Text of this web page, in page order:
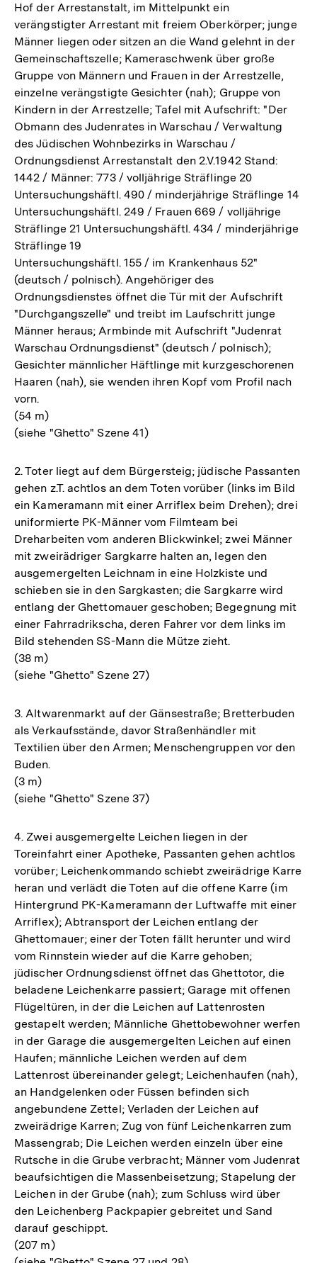
Hof der Arrestanstalt, im Mittelpunkt ein
verängstigter Arrestant mit freiem Oberkörper; junge
Männer liegen oder sitzen an die Wand gelehnt in der
Gemeinschaftszelle; Kameraschwenk über große
Gruppe von Männern und Frauen in der Arrestzelle,
einzelne verängstigte Gesichter (nah); Gruppe von
Kindern in der Arrestzelle; Tafel mit Aufschrift: "Der
Obmann des Judenrates in Warschau / Verwaltung
des Jüdischen Wohnbezirks in Warschau /
Ordnungsdienst Arrestanstalt den 2.V.1942 Stand:
1442 / Männer: 773 / volljährige Sträflinge 20
Untersuchungshäftl. 490 / minderjährige Sträflinge 14
Untersuchungshäftl. 249 / Frauen 669 / volljährige
Sträflinge 21 Untersuchungshäftl. 434 / minderjährige
Sträflinge 19
Untersuchungshäftl. 155 / im Krankenhaus 52"
(deutsch / polnisch). Angehöriger des
Ordnungsdienstes öffnet die Tür mit der Aufschrift
"Durchgangszelle" und treibt im Laufschritt junge
Männer heraus; Armbinde mit Aufschrift "Judenrat
Warschau Ordnungsdienst" (deutsch / polnisch);
Gesichter männlicher Häftlinge mit kurzgeschorenen
Haaren (nah), sie wenden ihren Kopf vom Profil nach
vorn.
(54 m)
(siehe "Ghetto" Szene 41)
2. Toter liegt auf dem Bürgersteig; jüdische Passanten
gehen z.T. achtlos an dem Toten vorüber (links im Bild
ein Kameramann mit einer Arriflex beim Drehen); drei
uniformierte PK-Männer vom Filmteam bei
Dreharbeiten vom anderen Blickwinkel; zwei Männer
mit zweirädriger Sargkarre halten an, legen den
ausgemergelten Leichnam in eine Holzkiste und
schieben sie in den Sargkasten; die Sargkarre wird
entlang der Ghettomauer geschoben; Begegnung mit
einer Fahrradrikscha, deren Fahrer vor dem links im
Bild stehenden SS-Mann die Mütze zieht.
(38 m)
(siehe "Ghetto" Szene 27)
3. Altwarenmarkt auf der Gänsestraße; Bretterbuden
als Verkaufsstände, davor Straßenhändler mit
Textilien über den Armen; Menschengruppen vor den
Buden.
(3 m)
(siehe "Ghetto" Szene 37)
4. Zwei ausgemergelte Leichen liegen in der
Toreinfahrt einer Apotheke, Passanten gehen achtlos
vorüber; Leichenkommando schiebt zweirädrige Karre
heran und verlädt die Toten auf die offene Karre (im
Hintergrund PK-Kameramann der Luftwaffe mit einer
Arriflex); Abtransport der Leichen entlang der
Ghettomauer; einer der Toten fällt herunter und wird
vom Rinnstein wieder auf die Karre gehoben;
jüdischer Ordnungsdienst öffnet das Ghettotor, die
beladene Leichenkarre passiert; Garage mit offenen
Flügeltüren, in der die Leichen auf Lattenrosten
gestapelt werden; Männliche Ghettobewohner werfen
in der Garage die ausgemergelten Leichen auf einen
Haufen; männliche Leichen werden auf dem
Lattenrost übereinander gelegt; Leichenhaufen (nah),
an Handgelenken oder Füssen befinden sich
angebundene Zettel; Verladen der Leichen auf
zweirädrige Karren; Zug von fünf Leichenkarren zum
Massengrab; Die Leichen werden einzeln über eine
Rutsche in die Grube verbracht; Männer vom Judenrat
beaufsichtigen die Massenbeisetzung; Stapelung der
Leichen in der Grube (nah); zum Schluss wird über
den Leichenberg Packpapier gebreitet und Sand
darauf geschippt.
(207 m)